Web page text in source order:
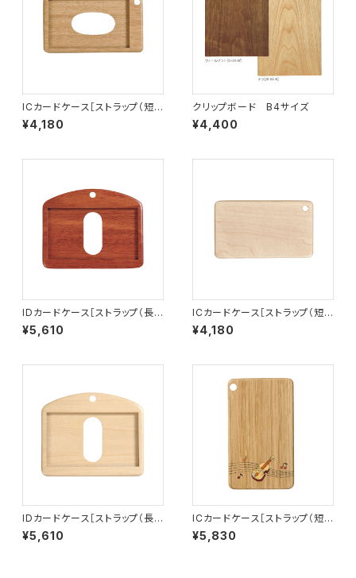
ICカードケース［ストラップ（短）
付き］（窓付き）ナラ［IC-2N］
¥4,180
クリップボード B4サイズ
¥4,400
IDカードケース［ストラップ（長）
付き］（名刺サイズ）サッチーネ［I
D-2S］
¥5,610
ICカードケース［ストラップ（短）
付き］ハードメープル［IC-1H］
¥4,180
IDカードケース［ストラップ（長）
付き］（名刺サイズ）ハードメープ
ル［ID-2H］
¥5,610
ICカードケース［ストラップ（短）
付き］（寄せ木）バイオリン［IC-3
C］
¥5,830